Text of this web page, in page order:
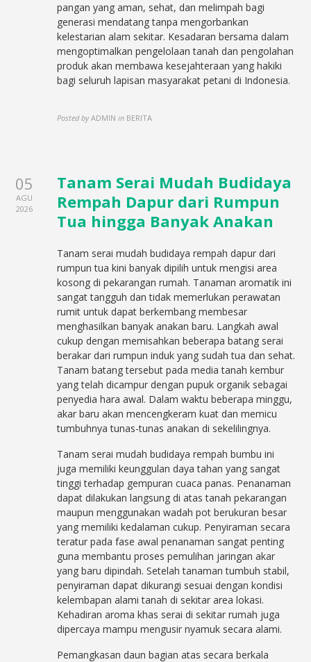
pangan yang aman, sehat, dan melimpah bagi
generasi mendatang tanpa mengorbankan
kelestarian alam sekitar. Kesadaran bersama dalam
mengoptimalkan pengelolaan tanah dan pengolahan
produk akan membawa kesejahteraan yang hakiki
bagi seluruh lapisan masyarakat petani di Indonesia.
Posted by ADMIN in BERITA
05
AGU
2026
Tanam Serai Mudah Budidaya
Rempah Dapur dari Rumpun
Tua hingga Banyak Anakan
Tanam serai mudah budidaya rempah dapur dari
rumpun tua kini banyak dipilih untuk mengisi area
kosong di pekarangan rumah. Tanaman aromatik ini
sangat tangguh dan tidak memerlukan perawatan
rumit untuk dapat berkembang membesar
menghasilkan banyak anakan baru. Langkah awal
cukup dengan memisahkan beberapa batang serai
berakar dari rumpun induk yang sudah tua dan sehat.
Tanam batang tersebut pada media tanah kembur
yang telah dicampur dengan pupuk organik sebagai
penyedia hara awal. Dalam waktu beberapa minggu,
akar baru akan mencengkeram kuat dan memicu
tumbuhnya tunas-tunas anakan di sekelilingnya.
Tanam serai mudah budidaya rempah bumbu ini
juga memiliki keunggulan daya tahan yang sangat
tinggi terhadap gempuran cuaca panas. Penanaman
dapat dilakukan langsung di atas tanah pekarangan
maupun menggunakan wadah pot berukuran besar
yang memiliki kedalaman cukup. Penyiraman secara
teratur pada fase awal penanaman sangat penting
guna membantu proses pemulihan jaringan akar
yang baru dipindah. Setelah tanaman tumbuh stabil,
penyiraman dapat dikurangi sesuai dengan kondisi
kelembapan alami tanah di sekitar area lokasi.
Kehadiran aroma khas serai di sekitar rumah juga
dipercaya mampu mengusir nyamuk secara alami.
Pemangkasan daun bagian atas secara berkala